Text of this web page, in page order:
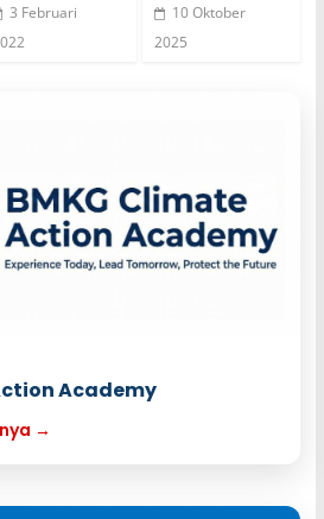
3 Februari
10 Oktober
2025
Academy
→